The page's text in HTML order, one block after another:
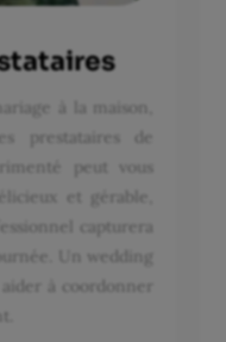
à la maison,
prestataires de
peut vous
et gérable,
capturera
Un wedding
à coordonner